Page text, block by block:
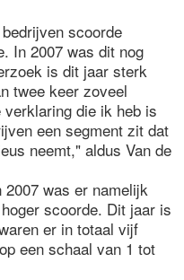
scoorde
In 2007 was dit nog
is dit jaar sterk
twee keer zoveel
die ik heb is
een segment zit dat
neemt," aldus Van de
was er namelijk
scoorde. Dit jaar is
er in totaal vijf
een schaal van 1 tot